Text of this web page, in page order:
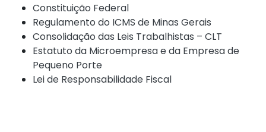
Constituição Federal
Regulamento do ICMS de Minas Gerais
Consolidação das Leis Trabalhistas – CLT
Estatuto da Microempresa e da Empresa de
Pequeno Porte
Lei de Responsabilidade Fiscal